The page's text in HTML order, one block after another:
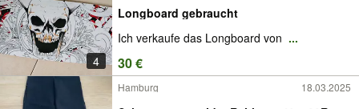
4
Longboard gebraucht
Ich verkaufe das Longboard von ...
30 €
Hamburg 18.03.2025